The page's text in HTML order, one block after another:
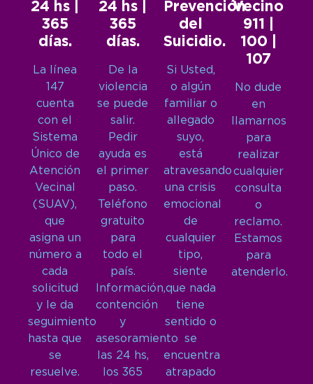
24 hs |
365
días.
La línea
147
cuenta
con el
Sistema
Único de
Atención
Vecinal
(SUAV),
que
asigna un
número a
cada
solicitud
y le da
seguimiento
hasta que
se
resuelve.
24 hs |
365
días.
De la
violencia
se puede
salir.
Pedir
ayuda es
el primer
paso.
Teléfono
gratuito
para
todo el
país.
Información,
contención
y
asesoramiento
las 24 hs,
los 365
Prevención
del
Suicidio.
Si Usted,
o algún
familiar o
allegado
suyo,
está
atravesando
una crisis
emocional
de
cualquier
tipo,
siente
que nada
tiene
sentido o
se
encuentra
atrapado
Vecino
911 |
100 |
107
No dude
en
llamarnos
para
realizar
cualquier
consulta
o
reclamo.
Estamos
para
atenderlo.